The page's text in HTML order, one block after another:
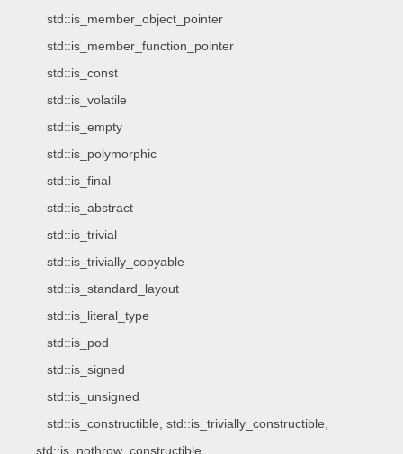
std::is_member_object_pointer
std::is_member_function_pointer
std::is_const
std::is_volatile
std::is_empty
std::is_polymorphic
std::is_final
std::is_abstract
std::is_trivial
std::is_trivially_copyable
std::is_standard_layout
std::is_literal_type
std::is_pod
std::is_signed
std::is_unsigned
std::is_constructible, std::is_trivially_constructible,
std::is_nothrow_constructible